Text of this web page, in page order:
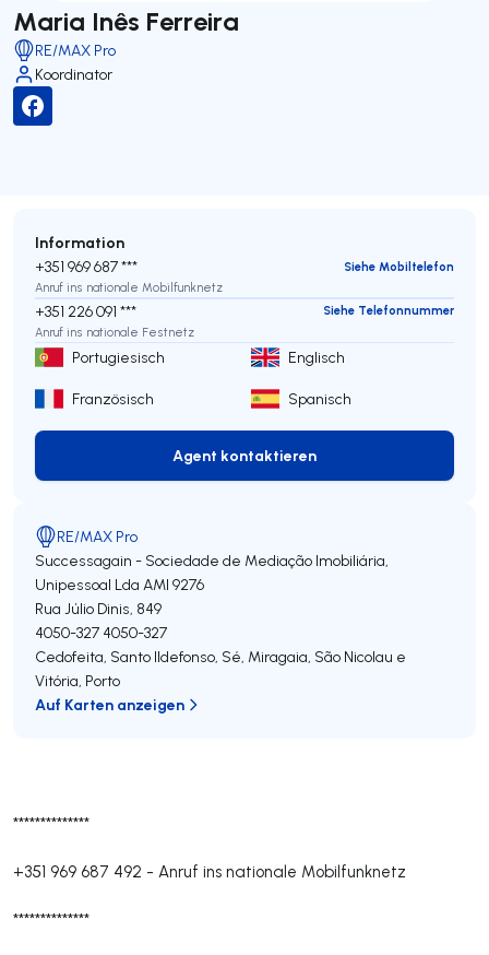
Maria Inês Ferreira
RE/MAX Pro
Koordinator
**************
+351 969 687 492 - Anruf ins nationale Mobilfunknetz
**************
Information
+351 969 687 ***
Siehe Mobiltelefon
Anruf ins nationale Mobilfunknetz
+351 226 091 ***
Siehe Telefonnummer
Anruf ins nationale Festnetz
Portugiesisch Englisch
Französisch Spanisch
Agent kontaktieren
Agent kontaktieren
RE/MAX Pro
Successagain - Sociedade de Mediação Imobiliária,
Unipessoal Lda AMI 9276
Rua Júlio Dinis, 849
4050-327 4050-327
Cedofeita, Santo Ildefonso, Sé, Miragaia, São Nicolau e
Vitória, Porto
Auf Karten anzeigen